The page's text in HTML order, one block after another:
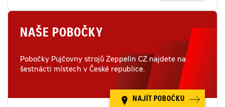
NAŠE POBOČKY
Pobočky Pujčovny strojů Zeppelin CZ najdete na
šestnácti místech v České republice.
NAJÍT POBOČKU